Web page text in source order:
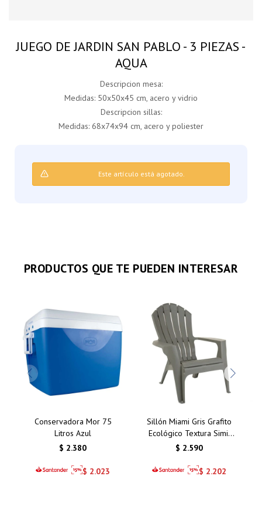
JUEGO DE JARDIN SAN PABLO - 3 PIEZAS -
AQUA
Descripcion mesa:
Medidas: 50x50x45 cm, acero y vidrio
Descripcion sillas:
Medidas: 68x74x94 cm, acero y poliester
Este artículo está agotado.
PRODUCTOS QUE TE PUEDEN INTERESAR
Conservadora Mor 75
Litros Azul
$ 2.380
$ 2.023
Sillón Miami Gris Grafito
Ecológico Textura Simil
Madera
$ 2.590
$ 2.202